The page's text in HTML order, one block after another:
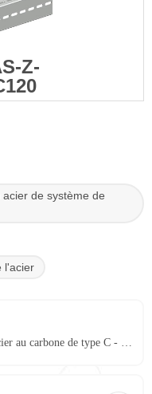
Z-
de système de
l'acier